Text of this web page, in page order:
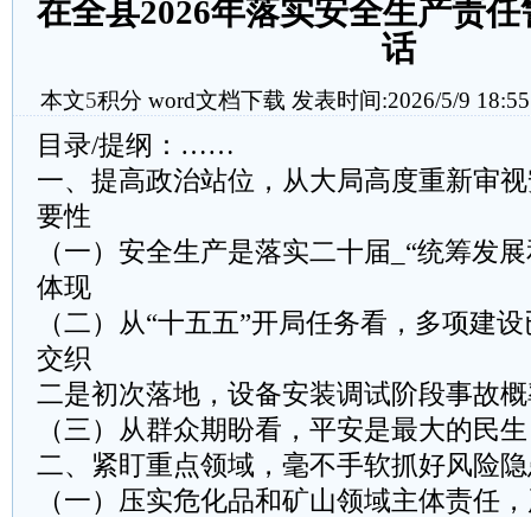
在全县2026年落实安全生产责
话
本文5积分 word文档下载 发表时间:2026/5/9
目录/提纲：……
一、提高政治站位，从大局高度重新审
要性
（一）安全生产是落实二十届_“统筹发
体现
（二）从“十五五”开局任务看，多项建
交织
二是初次落地，设备安装调试阶段事故
（三）从群众期盼看，平安是最大的民生
二、紧盯重点领域，毫不手软抓好风险
（一）压实危化品和矿山领域主体责任